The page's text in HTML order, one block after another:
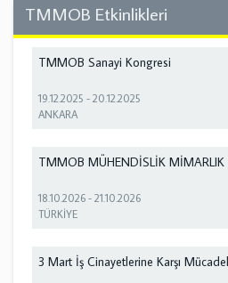
TMMOB Etkinlikleri
TMMOB Sanayi Kongresi
19.12.2025 -20.12.2025
ANKARA
TMMOB MÜHENDİSLİK MİMARLIK
18.10.2026 -21.10.2026
TÜRKİYE
3 Mart İş Cinayetlerine Karşı